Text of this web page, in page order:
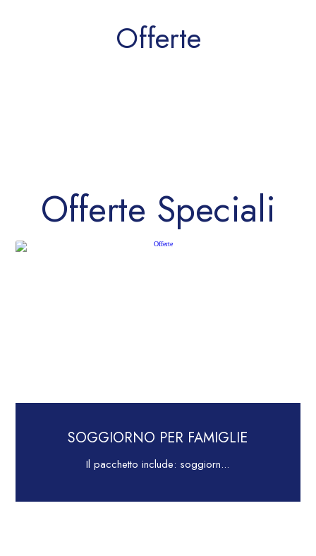
Offerte
Offerte Speciali
SOGGIORNO PER FAMIGLIE
Il pacchetto include: soggiorn...